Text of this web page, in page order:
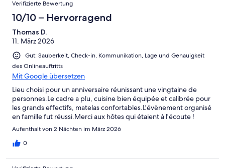
Verifizierte Bewertung
10/10 – Hervorragend
Thomas D.
11. März 2026
Gut: Sauberkeit, Check-in, Kommunikation, Lage und Genauigkeit
des Onlineauftritts
Mit Google übersetzen
Lieu choisi pour un anniversaire réunissant une vingtaine de
personnes.Le cadre a plu, cuisine bien équipée et calibrée pour
les grands effectifs, matelas confortables.L'évènement organisé
en famille fut réussi.Merci aux hôtes qui étaient à l'écoute !
Aufenthalt von 2 Nächten im März 2026
0